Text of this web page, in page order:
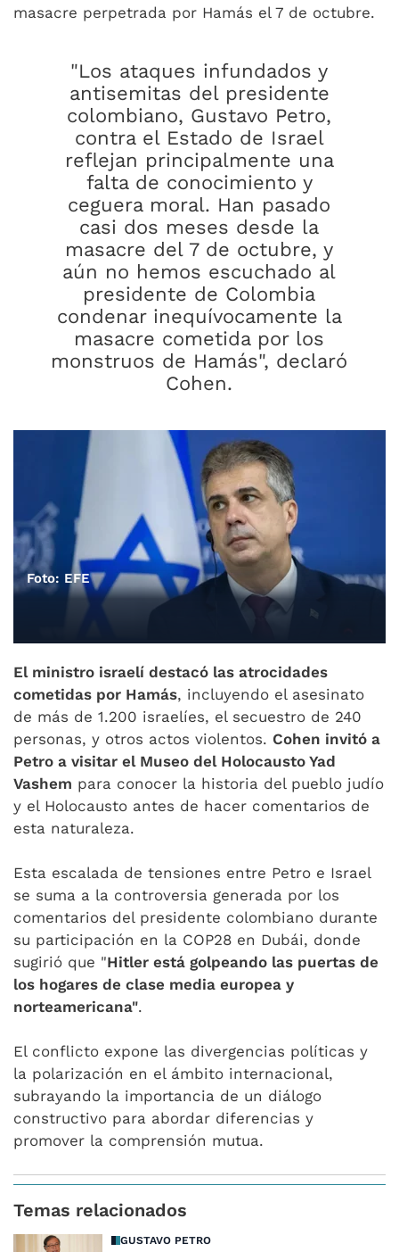
masacre perpetrada por Hamás el 7 de octubre.
"Los ataques infundados y
antisemitas del presidente
colombiano, Gustavo Petro,
contra el Estado de Israel
reflejan principalmente una
falta de conocimiento y
ceguera moral. Han pasado
casi dos meses desde la
masacre del 7 de octubre, y
aún no hemos escuchado al
presidente de Colombia
condenar inequívocamente la
masacre cometida por los
monstruos de Hamás", declaró
Cohen.
Foto: EFE
El ministro israelí destacó las atrocidades
cometidas por Hamás, incluyendo el asesinato
de más de 1.200 israelíes, el secuestro de 240
personas, y otros actos violentos. Cohen invitó a
Petro a visitar el Museo del Holocausto Yad
Vashem para conocer la historia del pueblo judío
y el Holocausto antes de hacer comentarios de
esta naturaleza.
Esta escalada de tensiones entre Petro e Israel
se suma a la controversia generada por los
comentarios del presidente colombiano durante
su participación en la COP28 en Dubái, donde
sugirió que "Hitler está golpeando las puertas de
los hogares de clase media europea y
norteamericana".
El conflicto expone las divergencias políticas y
la polarización en el ámbito internacional,
subrayando la importancia de un diálogo
constructivo para abordar diferencias y
promover la comprensión mutua.
Temas relacionados
GUSTAVO PETRO